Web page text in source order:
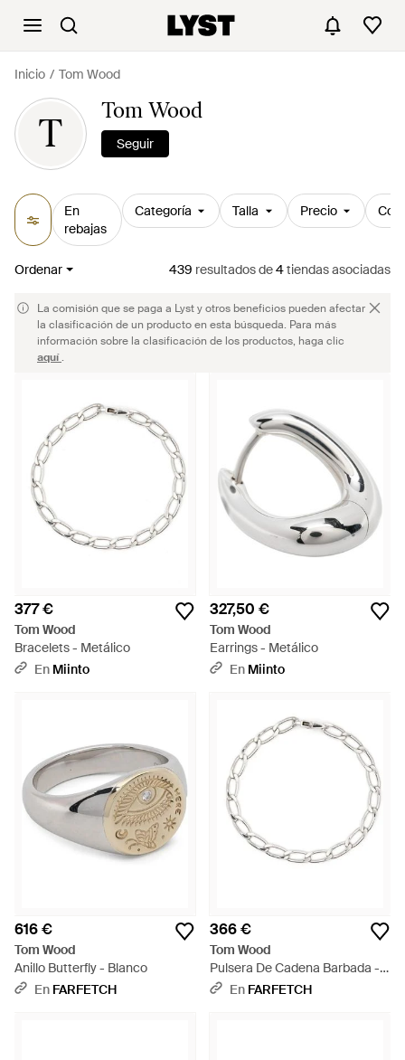
Inicio Tom Wood
T
Tom Wood
Seguir
En
rebajas
Categoría Talla Precio
Ordenar 439 resultadosde4tiendas asociadas
La comisión que se paga a Lyst y otros beneficios pueden afectar
la clasificación de un producto en esta búsqueda. Para más
información sobre la clasificación de los productos, haga clic
aquí.
377 €
Tom Wood
Bracelets - Metálico
En Miinto
327,50 €
Tom Wood
Earrings - Metálico
En Miinto
616 €
Tom Wood
Anillo Butterfly - Blanco
En FARFETCH
366 €
Tom Wood
Pulsera De Cadena Barbada -
Metálico
En FARFETCH